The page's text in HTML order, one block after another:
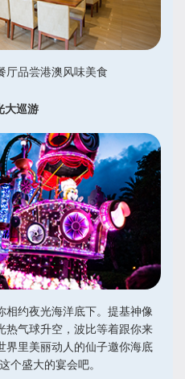
厅品尝港澳风味美食
巡游
约夜光海洋底下。提基神像
热气球升空，波比等着跟你来
界里美丽动人的仙子邀你海底
个盛大的宴会吧。